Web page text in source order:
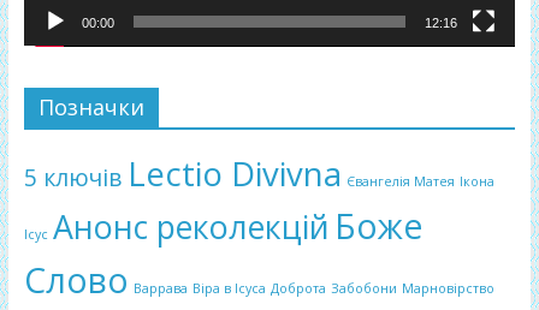
00:00 12:16
Позначки
5 ключів Lectio Divivna Євангелія Матея Ікона
Ісус Анонс реколекцій Боже
Слово Варрава Віра в Ісуса Доброта Забобони Марновірство